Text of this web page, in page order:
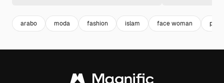
arabo moda fashion islam face woman